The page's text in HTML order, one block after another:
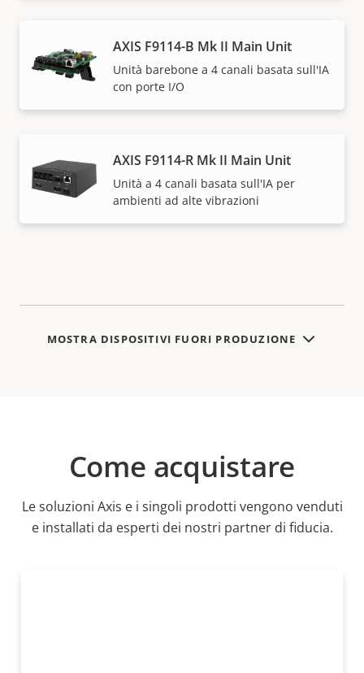
AXIS F9114-B Mk II Main Unit
Unità barebone a 4 canali basata sull'IA
con porte I/O
AXIS F9114-R Mk II Main Unit
Unità a 4 canali basata sull'IA per
ambienti ad alte vibrazioni
MOSTRA DISPOSITIVI FUORI PRODUZIONE
Come acquistare
Le soluzioni Axis e i singoli prodotti vengono venduti
e installati da esperti dei nostri partner di fiducia.